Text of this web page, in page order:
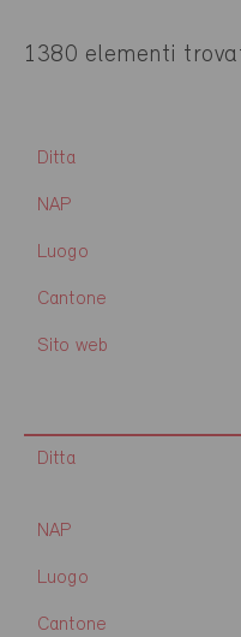
1380 elementi
Ditta
NAP
Luogo
Cantone
Sito web
Ditta
NAP
Luogo
Cantone